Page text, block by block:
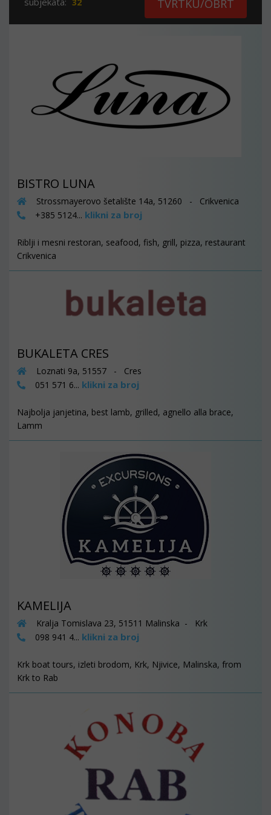
TVRTKU/OBRT
BISTRO LUNA
Strossmayerovo šetalište 14a, 51260 - Crikvenica
+385 5124... klikni za broj
Riblji i mesni restoran, seafood, fish, grill, pizza, restaurant
Crikvenica
BUKALETA CRES
Loznati 9a, 51557 - Cres
051 571 6... klikni za broj
Najbolja janjetina, best lamb, grilled, agnello alla brace,
Lamm
KAMELIJA
Kralja Tomislava 23, 51511 Malinska - Krk
098 941 4... klikni za broj
Krk boat tours, izleti brodom, Krk, Njivice, Malinska, from
Krk to Rab